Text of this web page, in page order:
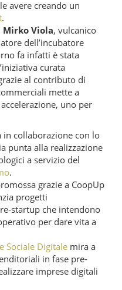
avere creando un
.
Mirko Viola, vulcanico
dell’incubatore
fa infatti è stata
curata
al contributo di
mette a
uno per
in collaborazione con lo
punta alla realizzazione
a servizio del
.
grazie a CoopUp
progetti
startup che intendono
per dare vita a
Sociale Digitale mira a
in fase pre-
imprese digitali